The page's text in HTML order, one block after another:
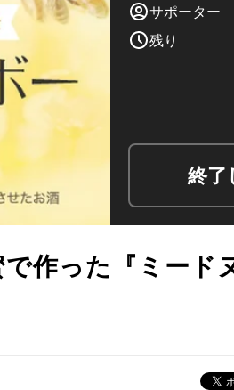
サポーター
残り
終了
作った『ミード